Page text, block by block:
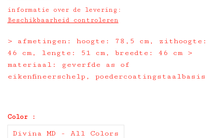
informatie over de levering:
Beschikbaarheid controleren
> afmetingen: hoogte: 78,5 cm, zithoogte:
46 cm, lengte: 51 cm, breedte: 46 cm >
materiaal: geverfde as of
eikenfineerschelp, poedercoatingstaalbasis
Color :
Divina MD - All Colors